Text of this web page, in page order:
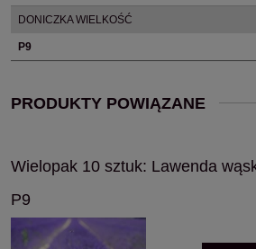
DONICZKA WIELKOŚĆ
P9
PRODUKTY POWIĄZANE
Wielopak 10 sztuk: Lawenda
P9